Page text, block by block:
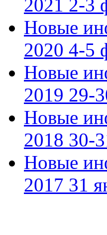
2021 2-3
Новые
2020 4-5
Новые
2019 29-
Новые
2018 30-
Новые
2017 31